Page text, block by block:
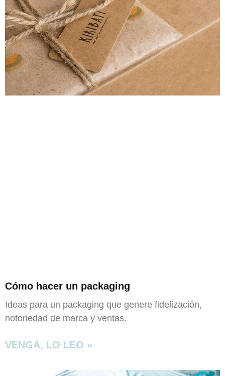
Cómo hacer un packaging
Ideas para un packaging que genere fidelización,
notoriedad de marca y ventas.
VENGA, LO LEO »